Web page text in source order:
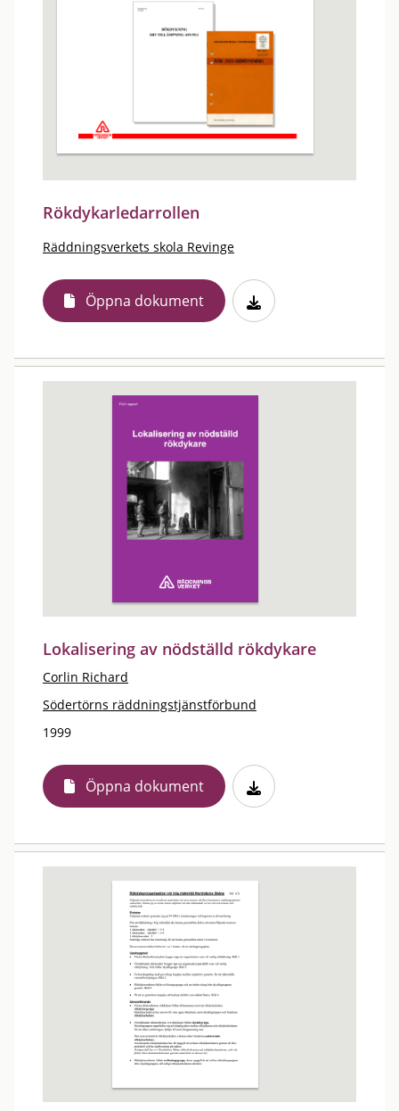
Rökdykarledarrollen
Räddningsverkets skola Revinge
Öppna dokument
Lokalisering av nödställd rökdykare
Corlin Richard
Södertörns räddningstjänstförbund
1999
Öppna dokument